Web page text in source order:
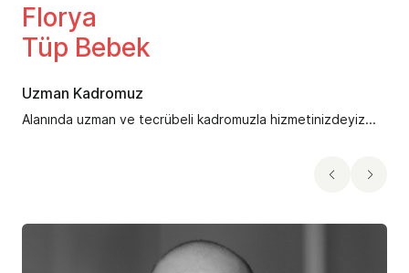
Florya
Tüp Bebek
Uzman Kadromuz
Alanında uzman ve tecrübeli kadromuzla hizmetinizdeyiz...